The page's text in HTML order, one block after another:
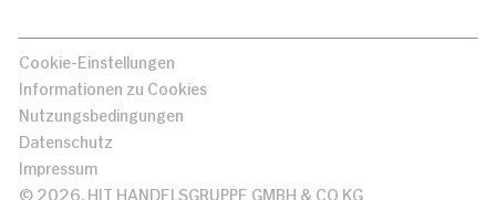
Cookie-Einstellungen
Informationen zu Cookies
Nutzungsbedingungen
Datenschutz
Impressum
© 2026, HIT HANDELSGRUPPE GMBH & CO KG